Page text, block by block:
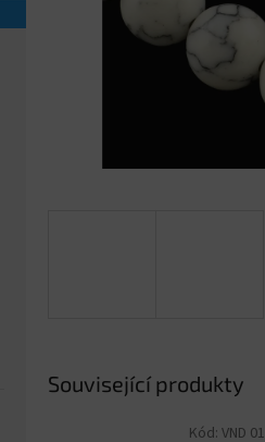
Související produkty
Kód: VND 01